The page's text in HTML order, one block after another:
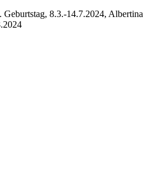
8.3.-14.7.2024, Albertina